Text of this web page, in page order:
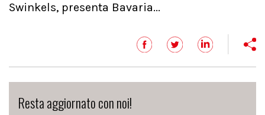
Swinkels, presenta Bavaria...
Resta aggiornato con noi!